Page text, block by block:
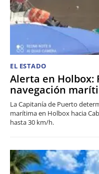
EL ESTADO
Alerta en Holbox:
navegación
La Capitanía de Puerto
marítima en Holbox hacia
hasta 30 km/h.